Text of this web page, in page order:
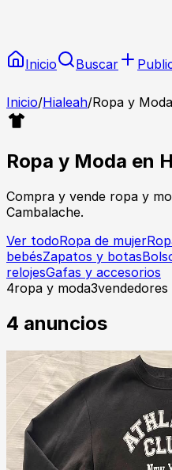
Inicio Buscar
Inicio/Hialeah/Ropa y Moda
Ropa y Moda en
Compra y vende ropa y
Cambalache.
Ver todoRopa de mujer
bebésZapatos y botas
relojesGafas y accesorios
4ropa y moda3
4 anuncios